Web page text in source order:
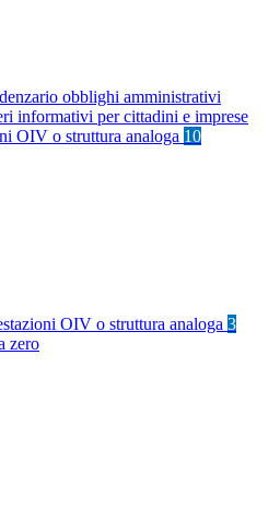
obblighi amministrativi
informativi per cittadini e imprese
OIV o struttura analoga 10
OIV o struttura analoga 3
zero